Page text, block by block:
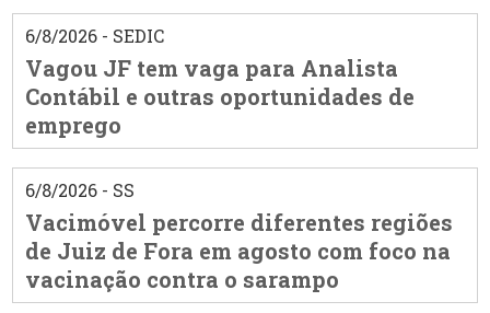
6/8/2026 - SEDIC
Vagou JF tem vaga para Analista
Contábil e outras oportunidades de
emprego
6/8/2026 - SS
Vacimóvel percorre diferentes regiões
de Juiz de Fora em agosto com foco na
vacinação contra o sarampo